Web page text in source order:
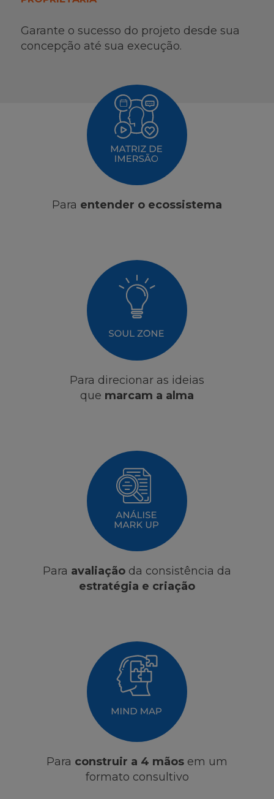
Garante o sucesso do projeto desde sua
concepção até sua execução.
Para entender o ecossistema
Para direcionar as ideias
que marcam a alma
Para avaliação da consistência da
estratégia e criação
Para construir a 4 mãos em um
formato consultivo